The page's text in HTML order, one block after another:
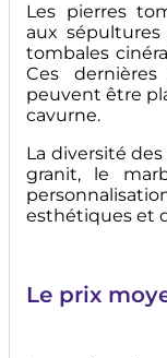
Les pierres
aux
tombales
Ces
peuvent être
cavurne.
La diversité
granit, le
esthétiques et
Le prix